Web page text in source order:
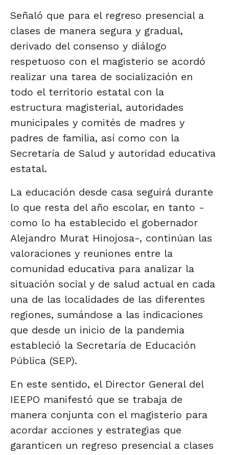
Señaló que para el regreso presencial a
clases de manera segura y gradual,
derivado del consenso y diálogo
respetuoso con el magisterio se acordó
realizar una tarea de socialización en
todo el territorio estatal con la
estructura magisterial, autoridades
municipales y comités de madres y
padres de familia, así como con la
Secretaría de Salud y autoridad educativa
estatal.
La educación desde casa seguirá durante
lo que resta del año escolar, en tanto -
como lo ha establecido el gobernador
Alejandro Murat Hinojosa-, continúan las
valoraciones y reuniones entre la
comunidad educativa para analizar la
situación social y de salud actual en cada
una de las localidades de las diferentes
regiones, sumándose a las indicaciones
que desde un inicio de la pandemia
estableció la Secretaría de Educación
Pública (SEP).
En este sentido, el Director General del
IEEPO manifestó que se trabaja de
manera conjunta con el magisterio para
acordar acciones y estrategias que
garanticen un regreso presencial a clases